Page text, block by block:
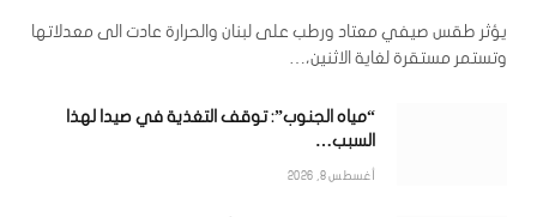
يؤثر طقس صيفي معتاد ورطب على لبنان والحرارة عادت الى معدلاتها
وتستمر مستقرة لغاية الاثنين،…
“مياه الجنوب”: توقف التغذية في صيدا لهذا
السبب…
أغسطس 8, 2026